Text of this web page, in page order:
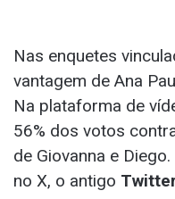
Nas enquetes
vantagem de Ana
Na plataforma de
56% dos votos
de Giovanna e
no X, o antigo